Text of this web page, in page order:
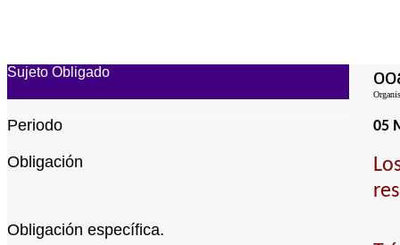
Sujeto Obligado
Periodo 05
Obligación
Obligación específica.